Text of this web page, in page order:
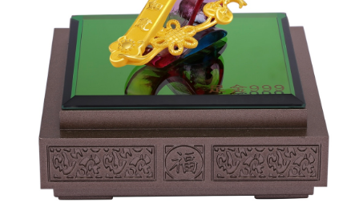
鉑金首飾
黃金贈禮
本日金價
最新資訊
關於金長山
旗下品牌